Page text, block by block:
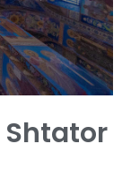
Shtator